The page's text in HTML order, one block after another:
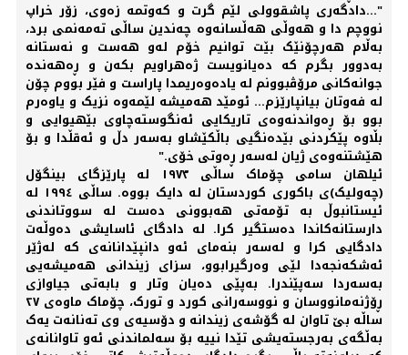
"...دادگەری پاشقوولی لێم گرت و کەوتمە زەوی، زۆر خراپ
نووچم دا و هەوڵی هەڵسانەوە چەندین ساڵی تەمەنمی برد،
بەڵام هەرچۆنێک بێت توانیم خۆم لەو هەست و نەستانە
بەدوور بگرم کە دەیانویست ژەهراویم بکەن و ڕەهەندە
جوانەکانی مرۆڤبوونم لە یادەوەریمدا پاراست و فێر بووم چۆن
لە فەوتان بیانپارێزم... ئومێد هەمیشە لێمەوە نزیک و یاوەرم
بوو بۆ ڕەواندنەوەی تاریکایی ئەنگوستەچاوی بێهیوایی و
بڵاوە پێکردنی بێدەنگیی باڵکێشاو بەسەر دڵ و ئەقڵدا و بۆ
هێشتنەوەی ژیان لەسەر ڕەوتی خۆی."
ئیلهان سامی چۆماک ساڵی ١٩٧٣ لە پارێزگای بینگۆل
(چەولیک)ی باکوری کوردستان لە دایک بووە. ساڵی ١٩٩٤ لە
ئیستانبوڵ بە تۆمەتی هەبوونی دەست لە سووتاندنی
دارستانەکاندا دەستگیر کرا. لە دادگای ئاسایشی دەوڵەت
دادگایی کرا و لەسەر بنەمای ئەو دانپێدانانەی کە لەژێر
ئەشکەنجەدا لێی وەرگیرابوو، سزای زیندانی هەمیشەیی
بەسەردا سەپێندرا. بەپێی دەیان وتار و بابەتی جیاوازی
ڕۆژنەمانووسان و نووسەرانی کورد و تورک، چۆماک ماوەی ٢٧
ساڵە بێ تاوان لە گۆشەی زیندانە و دۆسیەی وی تەنانەت یەک
بەڵگەی بەرجستەیشی تێدا نییە بۆ سەلماندنی ئەو تاوانانەی